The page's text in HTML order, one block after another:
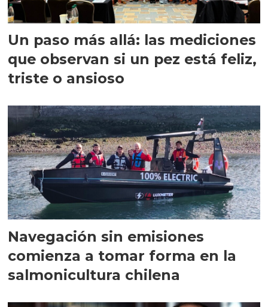
Un paso más allá: las mediciones
que observan si un pez está feliz,
triste o ansioso
Navegación sin emisiones
comienza a tomar forma en la
salmonicultura chilena